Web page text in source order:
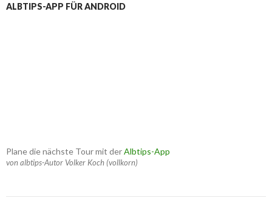
ALBTIPS-APP FÜR ANDROID
Plane die nächste Tour mit derAlbtips-App
von albtips-Autor Volker Koch (vollkorn)